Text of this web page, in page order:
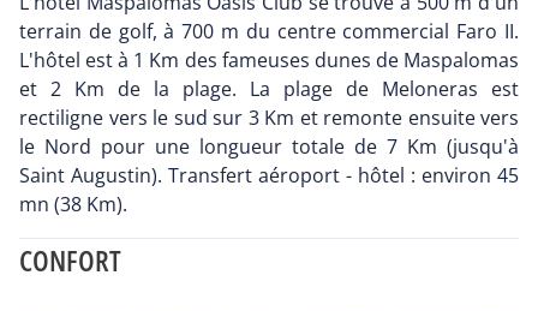
terrain de golf, à 700 m du centre commercial Faro II.
L'hôtel est à 1 Km des fameuses dunes de Maspalomas
et 2 Km de la plage. La plage de Meloneras est
rectiligne vers le sud sur 3 Km et remonte ensuite vers
le Nord pour une longueur totale de 7 Km (jusqu'à
Saint Augustin). Transfert aéroport - hôtel : environ 45
mn (38 Km).
CONFORT